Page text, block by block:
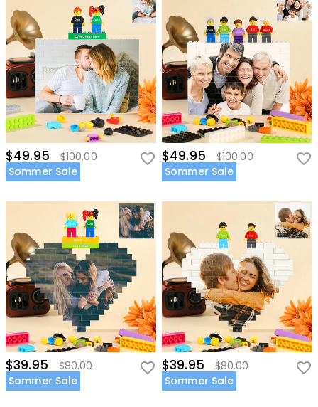
$49.95
$100.00
Sommer Sale
$49.95
$100.00
Sommer Sale
$39.95
$80.00
Sommer Sale
$39.95
$80.00
Sommer Sale